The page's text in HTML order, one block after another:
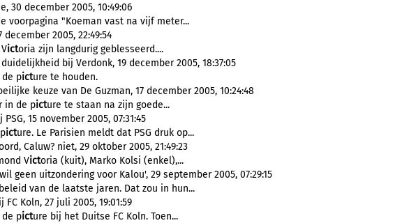
30 december 2005, 10:49:06
voorpagina "Koeman vast na vijf meter...
2005, 22:49:54
ictoria zijn langdurig geblesseerd....
bij Verdonk, 19 december 2005, 18:37:05
de picture te houden.
keuze van De Guzman, 17 december 2005, 10:24:48
in de picture te staan na zijn goede...
15 november 2005, 07:31:45
icture. Le Parisien meldt dat PSG druk op...
Caluw? niet, 29 oktober 2005, 21:49:23
Victoria (kuit), Marko Kolsi (enkel),...
geen uitzondering voor Kalou', 29 september 2005, 07:29:15
van de laatste jaren. Dat zou in hun...
Koln, 27 juli 2005, 19:01:59
de picture bij het Duitse FC Koln. Toen...